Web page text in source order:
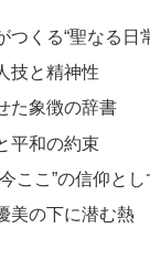
くる“聖なる日
技と精神性
た象徴の辞書
平和の約束
ここ”の信仰とし
の下に潜む熱